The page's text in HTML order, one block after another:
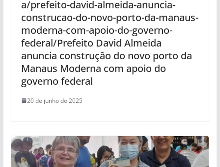
a/prefeito-david-almeida-anuncia-
construcao-do-novo-porto-da-manaus-
moderna-com-apoio-do-governo-
federal/Prefeito David Almeida
anuncia construção do novo porto da
Manaus Moderna com apoio do
governo federal
20 de junho de 2025